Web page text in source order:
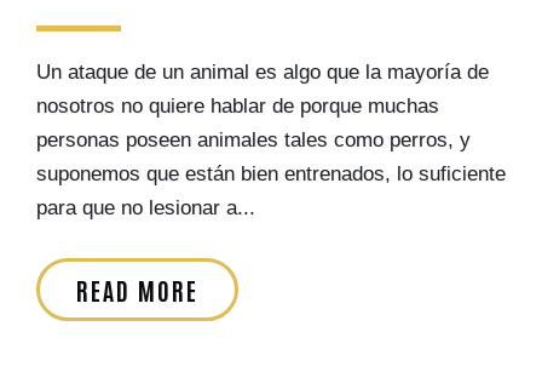
Un ataque de un animal es algo que la mayoría de
nosotros no quiere hablar de porque muchas
personas poseen animales tales como perros, y
suponemos que están bien entrenados, lo suficiente
para que no lesionar a...
READ MORE